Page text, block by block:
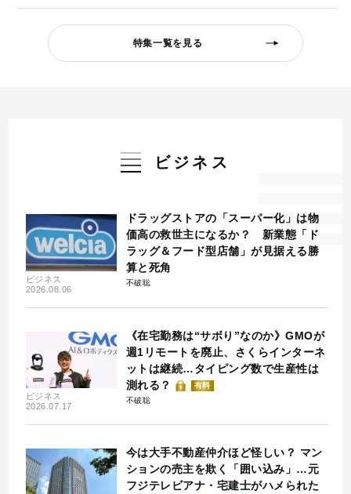
特集一覧を見る
ビジネス
ビジネス
2026.08.06
ドラッグストアの「スーパー化」は物
価高の救世主になるか？ 新業態「ド
ラッグ＆フード型店舗」が見据える勝
算と死角
不破聡
ビジネス
2026.07.17
《在宅勤務は“サボり”なのか》GMOが
週1リモートを廃止、さくらインターネ
ットは継続…タイピング数で生産性は
測れる？
有料
不破聡
今は大手不動産仲介ほど怪しい？ マン
ションの売主を欺く「囲い込み」…元
フジテレビアナ・宅建士がハメられた